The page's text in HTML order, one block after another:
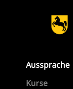
Aussprache
Kurse